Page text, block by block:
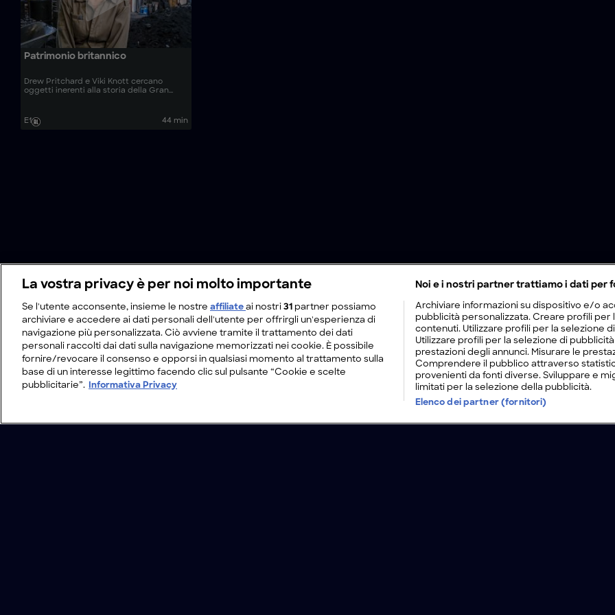
Patrimonio britannico
Drew Pritchard e Viki Knott cercano
oggetti inerenti alla storia della Gran
E1
44 min
La vostra privacy è per noi molto importante
Se l'utente acconsente, insieme le nostre affiliate ai nostri 31 partner possiamo
archiviare e accedere ai dati personali dell'utente per offrirgli un'esperienza di
navigazione più personalizzata. Ciò avviene tramite il trattamento dei dati
personali raccolti dai dati sulla navigazione memorizzati nei cookie. È possibile
fornire/revocare il consenso e opporsi in qualsiasi momento al trattamento sulla
base di un interesse legittimo facendo clic sul pulsante “Cookie e scelte
pubblicitarie”.
Informativa Privacy
Noi e i nostri partner trattiamo i dati per
Archiviare informazioni su dispositivo e/o
pubblicità personalizzata. Creare profili per
contenuti. Utilizzare profili per la selezione
Utilizzare profili per la selezione di
prestazioni degli annunci. Misurare le
Comprendere il pubblico attraverso
provenienti da fonti diverse. Sviluppare e
limitati per la selezione della pubblicità.
Elenco dei partner (fornitori)